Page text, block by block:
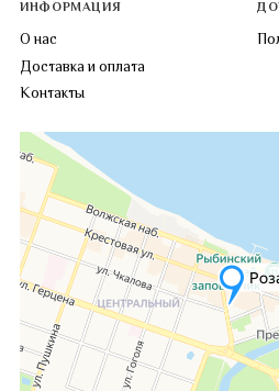
ИНФОРМАЦИЯ
О нас
Доставка и оплата
Контакты